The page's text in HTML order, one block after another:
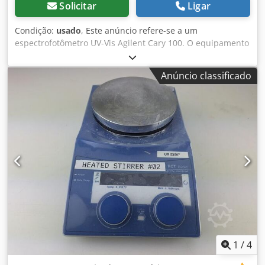
aplicações de alto rendimento - Aplicações de FIV
264 x 367 x 445 mm - Peso: 9,8 kg - Temperatura Máx. da
Placa: 30°C - Temperatura Mín. da Placa: -80°C (padrão) ou
-100°C (dependendo do modelo) - Precisão da
Temperatura: ±0,5°C - Estabilidade da Temperatura:
±0,1°C - Uniformidade da Temperatura: ±1,0°C - Taxa Máx.
de Resfriamento: 10°C/min - Tempo Máx. de Estabilização
de Temperatura: 5 minutos Principais Benefícios: - Taxas
de resfriamento precisas e reprodutíveis: Garante controle
total do resfriame
Solicitar Ligar
Condição: usado, Este anúncio refere-se a um
espectrofotômetro UV-Vis Agilent Cary 100. O equipamento
encontra-se em perfeito estado de funcionamento e
pronto para entrega imediata. Cedpfx Anoxxz Scj Hoha A
unidade é fornecida com um sistema Agilent PCB 1500
Water Peltier. O espectrofotômetro UV-Vis Agilent Cary 100
é um instrumento extremamente versátil e econômico,
desenvolvido para uma ampla gama de aplicações
laboratoriais, sendo uma excelente opção para pesquisas
de rotina em áreas como química, bioquímica e ciência
dos materiais. Principais características: - Design de feixe
duplo: A configuração de feixe duplo proporciona maior
precisão e exatidão por permitir a medição simultânea da
amostra e do branco, minimizando o impacto de
flutuações na fonte de luz. - Faixa espectral: Opera em
uma ampla faixa de comprimento de onda, de 190 a 900
nm, adequando-se a diferentes aplicações que exigem
medições no espectro UV e Visível. - Largura de banda
espectral variável: A largura de banda pode ser ajustada a
Anúncio classificado
1 /4